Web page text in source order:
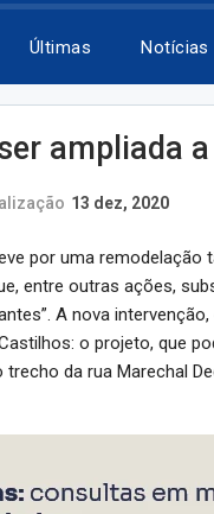
Últimas Notícias
ampliada
13 dez, 2020
por uma
entre outras ações,
A nova
o projeto, que
da rua Marechal